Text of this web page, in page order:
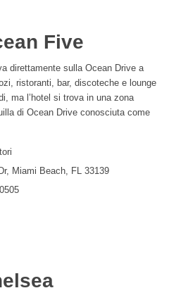
Five
direttamente sulla Ocean Drive a
ristoranti, bar, discoteche e lounge
ma l’hotel si trova in una zona
di Ocean Drive conosciuta come
Miami Beach, FL 33139